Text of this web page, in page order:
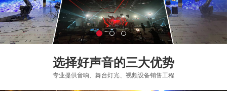
选择好声音的三大优势
专业提供音响、舞台灯光、视频设备销售工程